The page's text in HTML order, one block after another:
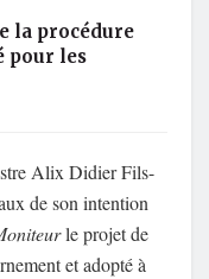
la procédure
pour les
Alix Didier Fils-
de son intention
le projet de
et adopté à